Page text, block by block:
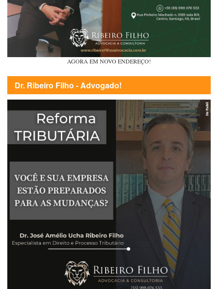
AGORA EM NOVO ENDEREÇO!
Dr. Ribeiro Filho - Advogado!